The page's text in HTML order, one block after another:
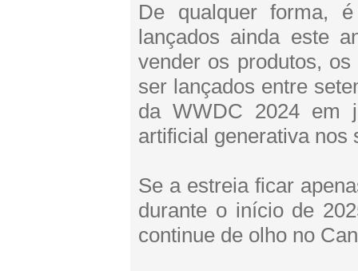
De qualquer forma,
lançados ainda este
vender os produtos,
ser lançados entre
da WWDC 2024 em
artificial generativa nos
Se a estreia ficar
durante o início de
continue de olho no